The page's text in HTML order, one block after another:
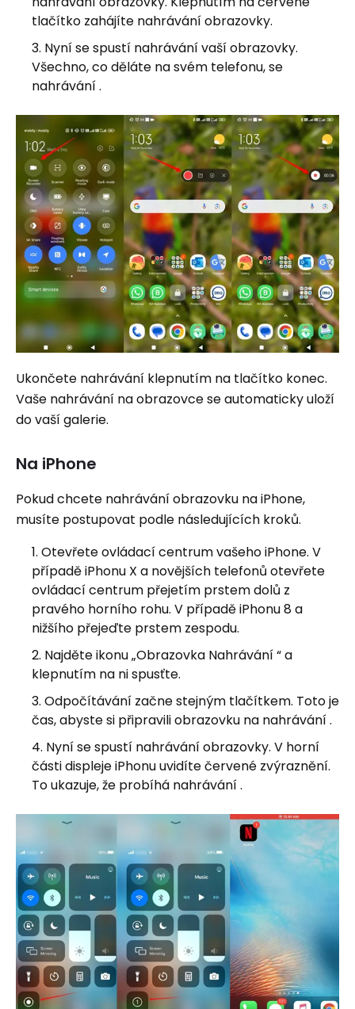
tlačítko zahájíte nahrávání obrazovky.
Nyní se spustí nahrávání vaší obrazovky.
Všechno, co děláte na svém telefonu, se
nahrávání .
Ukončete nahrávání klepnutím na tlačítko konec.
Vaše nahrávání na obrazovce se automaticky uloží
do vaší galerie.
Na iPhone
Pokud chcete nahrávání obrazovku na iPhone,
musíte postupovat podle následujících kroků.
Otevřete ovládací centrum vašeho iPhone. V
případě iPhonu X a novějších telefonů otevřete
ovládací centrum přejetím prstem dolů z
pravého horního rohu. V případě iPhonu 8 a
nižšího přejeďte prstem zespodu.
Najděte ikonu „Obrazovka Nahrávání “ a
klepnutím na ni spusťte.
Odpočítávání začne stejným tlačítkem. Toto je
čas, abyste si připravili obrazovku na nahrávání .
Nyní se spustí nahrávání obrazovky. V horní
části displeje iPhonu uvidíte červené zvýraznění.
To ukazuje, že probíhá nahrávání .